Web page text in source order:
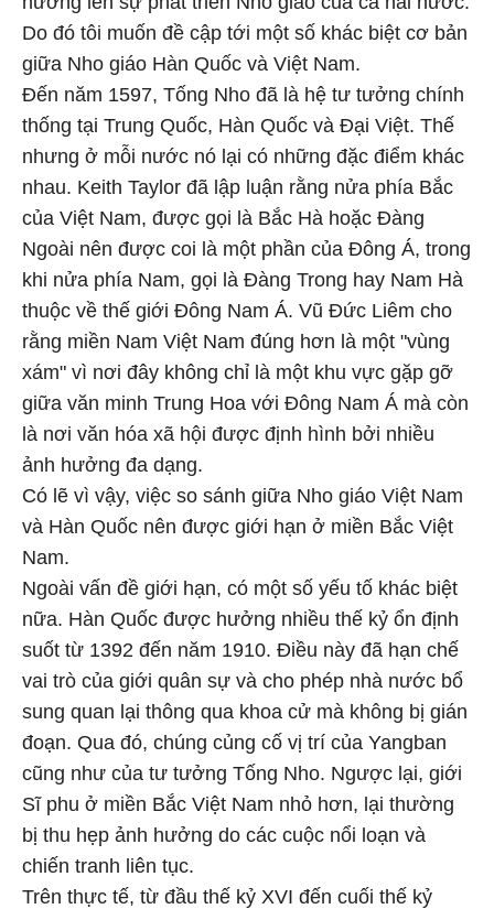
Do đó tôi muốn đề cập tới một số khác biệt cơ bản
giữa Nho giáo Hàn Quốc và Việt Nam.
Đến năm 1597, Tống Nho đã là hệ tư tưởng chính
thống tại Trung Quốc, Hàn Quốc và Đại Việt. Thế
nhưng ở mỗi nước nó lại có những đặc điểm khác
nhau. Keith Taylor đã lập luận rằng nửa phía Bắc
của Việt Nam, được gọi là Bắc Hà hoặc Đàng
Ngoài nên được coi là một phần của Đông Á, trong
khi nửa phía Nam, gọi là Đàng Trong hay Nam Hà
thuộc về thế giới Đông Nam Á. Vũ Đức Liêm cho
rằng miền Nam Việt Nam đúng hơn là một "vùng
xám" vì nơi đây không chỉ là một khu vực gặp gỡ
giữa văn minh Trung Hoa với Đông Nam Á mà còn
là nơi văn hóa xã hội được định hình bởi nhiều
ảnh hưởng đa dạng.
Có lẽ vì vậy, việc so sánh giữa Nho giáo Việt Nam
và Hàn Quốc nên được giới hạn ở miền Bắc Việt
Nam.
Ngoài vấn đề giới hạn, có một số yếu tố khác biệt
nữa. Hàn Quốc được hưởng nhiều thế kỷ ổn định
suốt từ 1392 đến năm 1910. Điều này đã hạn chế
vai trò của giới quân sự và cho phép nhà nước bổ
sung quan lại thông qua khoa cử mà không bị gián
đoạn. Qua đó, chúng củng cố vị trí của Yangban
cũng như của tư tưởng Tống Nho. Ngược lại, giới
Sĩ phu ở miền Bắc Việt Nam nhỏ hơn, lại thường
bị thu hẹp ảnh hưởng do các cuộc nổi loạn và
chiến tranh liên tục.
Trên thực tế, từ đầu thế kỷ XVI đến cuối thế kỷ